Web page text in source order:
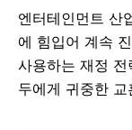
엔터테인먼트 산
에 힘입어 계속
사용하는 재정
두에게 귀중한